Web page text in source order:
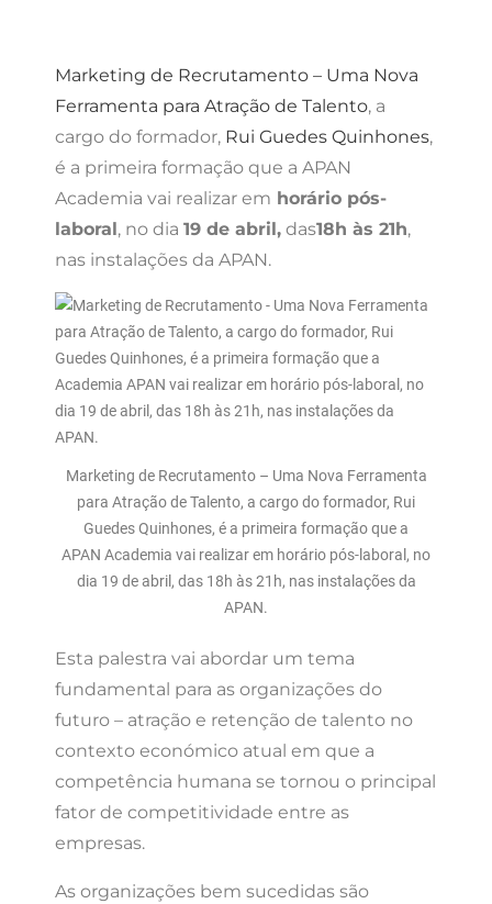
Marketing de Recrutamento – Uma Nova
Ferramenta para Atração de Talento, a
cargo do formador, Rui Guedes Quinhones,
é a primeira formação que a APAN
Academia vai realizar em horário pós-
laboral, no dia 19 de abril, das18h às 21h,
nas instalações da APAN.
Marketing de Recrutamento – Uma Nova Ferramenta
para Atração de Talento, a cargo do formador, Rui
Guedes Quinhones, é a primeira formação que a
APAN Academia vai realizar em horário pós-laboral, no
dia 19 de abril, das 18h às 21h, nas instalações da
APAN.
Esta palestra vai abordar um tema
fundamental para as organizações do
futuro – atração e retenção de talento no
contexto económico atual em que a
competência humana se tornou o principal
fator de competitividade entre as
empresas.
As organizações bem sucedidas são